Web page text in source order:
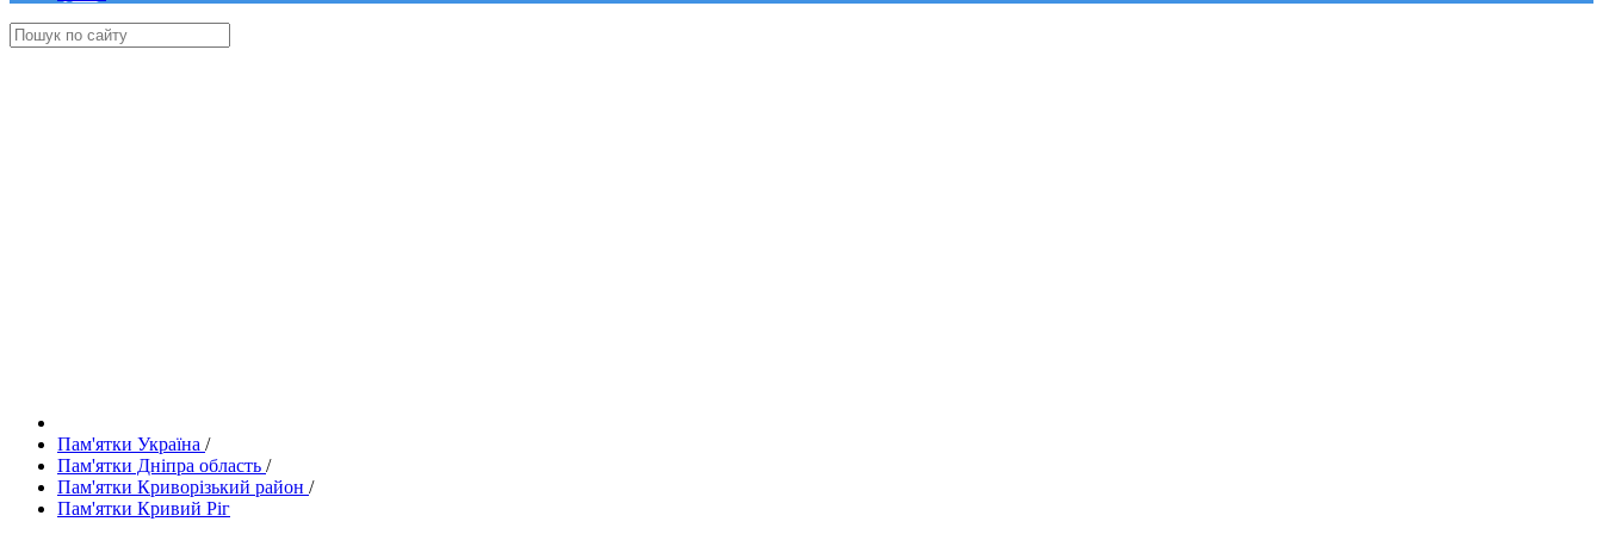
Пам'ятки Україна /
Пам'ятки Дніпра область /
Пам'ятки Криворізький район /
Пам'ятки Кривий Ріг